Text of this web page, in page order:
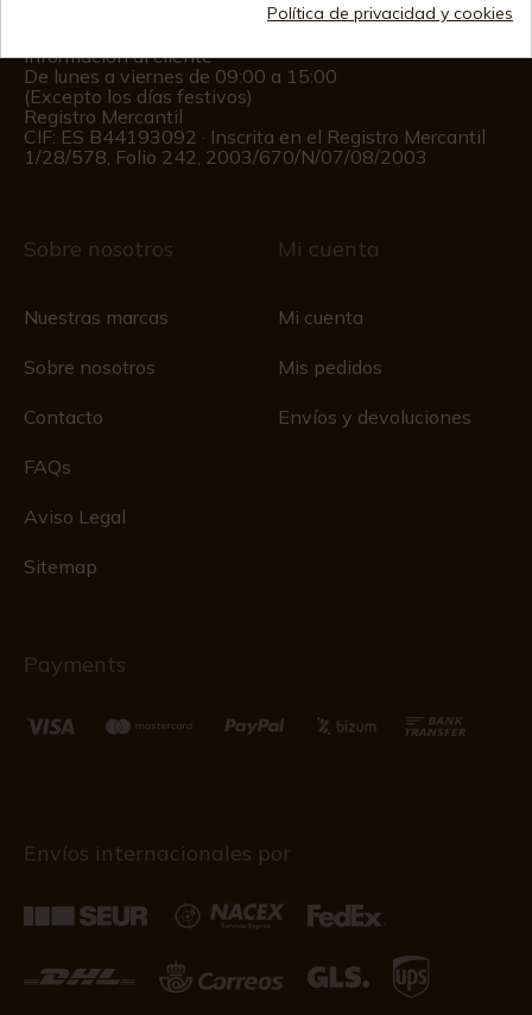
Información al cliente
De lunes a viernes de 09:00 a 15:00
(Excepto los días festivos)
Registro Mercantil
CIF: ES B44193092 · Inscrita en el Registro Mercantil
1/28/578, Folio 242, 2003/670/N/07/08/2003
Sobre nosotros
Nuestras marcas
Sobre nosotros
Contacto
FAQs
Aviso Legal
Sitemap
Mi cuenta
Mi cuenta
Mis pedidos
Envíos y devoluciones
Payments
Envíos internacionales por
Política de privacidad y cookies